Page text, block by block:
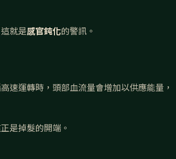
就是感官鈍化的警訊。
速運轉時，頭部血流量會增加以供應能量，
是掉髮的開端。